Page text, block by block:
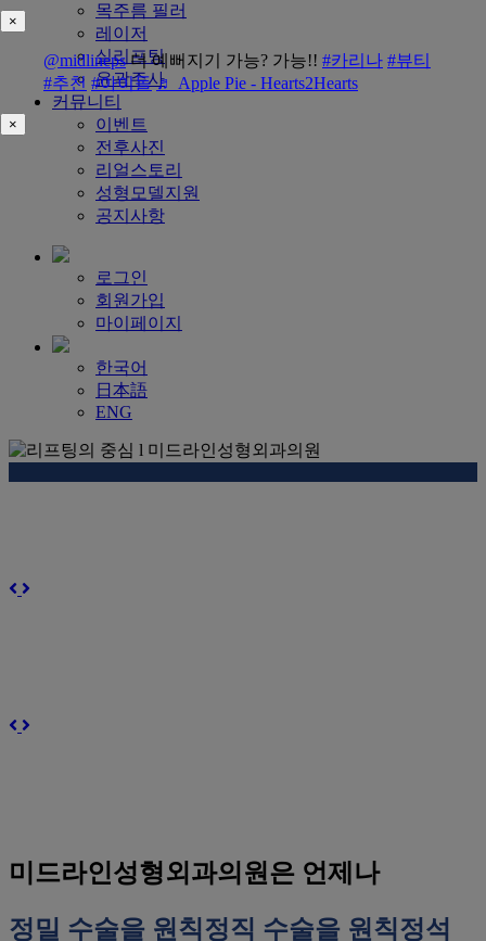
목주름 필러
레이저
실리프팅
윤곽주사
커뮤니티
이벤트
전후사진
리얼스토리
성형모델지원
공지사항
로그인
회원가입
마이페이지
한국어
日本語
ENG
미드라인성형외과의원은 언제나
정밀 수술을 원칙 정직 수술을 원칙 정석
×
@midlineps더 예뻐지기 가능? 가능!! #카리나 #뷰티
#추천 #아이돌 ♬ Apple Pie - Hearts2Hearts
×